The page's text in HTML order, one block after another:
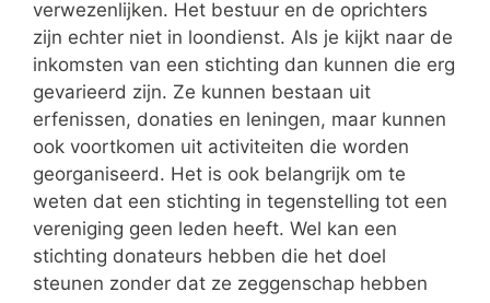
verwezenlijken. Het bestuur en de oprichters
zijn echter niet in loondienst. Als je kijkt naar de
inkomsten van een stichting dan kunnen die erg
gevarieerd zijn. Ze kunnen bestaan uit
erfenissen, donaties en leningen, maar kunnen
ook voortkomen uit activiteiten die worden
georganiseerd. Het is ook belangrijk om te
weten dat een stichting in tegenstelling tot een
vereniging geen leden heeft. Wel kan een
stichting donateurs hebben die het doel
steunen zonder dat ze zeggenschap hebben